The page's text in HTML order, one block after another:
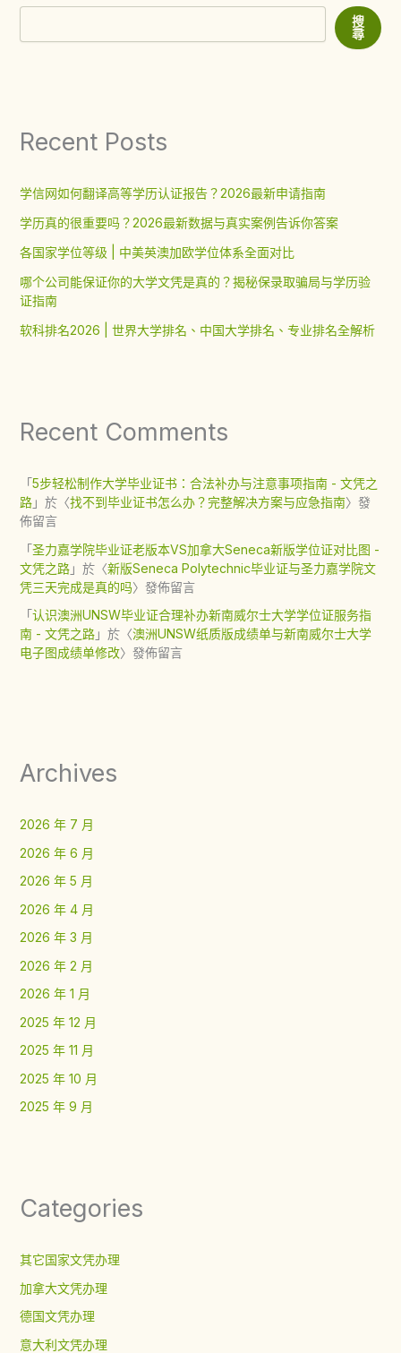
搜
尋
Recent Posts
学信网如何翻译高等学历认证报告？2026最新申请指南
学历真的很重要吗？2026最新数据与真实案例告诉你答案
各国家学位等级 | 中美英澳加欧学位体系全面对比
哪个公司能保证你的大学文凭是真的？揭秘保录取骗局与学历验
证指南
软科排名2026 | 世界大学排名、中国大学排名、专业排名全解析
Recent Comments
「5步轻松制作大学毕业证书：合法补办与注意事项指南 - 文凭之
路」於〈找不到毕业证书怎么办？完整解决方案与应急指南〉發
佈留言
「圣力嘉学院毕业证老版本VS加拿大Seneca新版学位证对比图 -
文凭之路」於〈新版Seneca Polytechnic毕业证与圣力嘉学院文
凭三天完成是真的吗〉發佈留言
「认识澳洲UNSW毕业证合理补办新南威尔士大学学位证服务指
南 - 文凭之路」於〈澳洲UNSW纸质版成绩单与新南威尔士大学
电子图成绩单修改〉發佈留言
Archives
2026 年 7 月
2026 年 6 月
2026 年 5 月
2026 年 4 月
2026 年 3 月
2026 年 2 月
2026 年 1 月
2025 年 12 月
2025 年 11 月
2025 年 10 月
2025 年 9 月
Categories
其它国家文凭办理
加拿大文凭办理
德国文凭办理
意大利文凭办理